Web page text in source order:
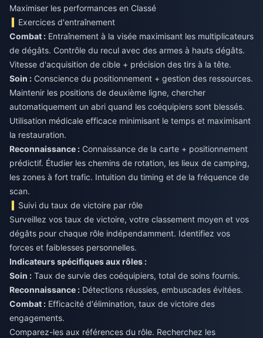
Maximiser les performances en Classé
Exercices d'entraînement
Combat : Entraînement à la visée maximisant les multiplicateurs
de dégâts. Contrôle du recul avec des armes à hauts dégâts.
Soin : Conscience du positionnement + gestion des ressources.
Maintenir les positions de deuxième ligne, chercher
automatiquement un abri quand les coéquipiers sont blessés.
Utilisation médicale efficace minimisant le temps et maximisant
Reconnaissance : Connaissance de la carte + positionnement
prédictif. Étudier les chemins de rotation, les lieux de camping,
les zones à fort trafic. Intuition du timing et de la fréquence de
scan.
Suivi du taux de victoire par rôle
Surveillez vos taux de victoire, votre classement moyen et vos
dégâts pour chaque rôle indépendamment. Identifiez vos
forces et faiblesses personnelles.
Indicateurs spécifiques aux rôles :
Soin : Taux de survie des coéquipiers, total de soins fournis.
Reconnaissance : Détections réussies, embuscades évitées.
Combat : Efficacité d'élimination, taux de victoire des
engagements.
Comparez-les aux références du rôle. Recherchez les